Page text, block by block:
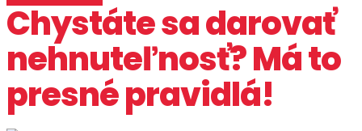
Chystáte sa darovať
nehnuteľnosť? Má to
presné pravidlá!